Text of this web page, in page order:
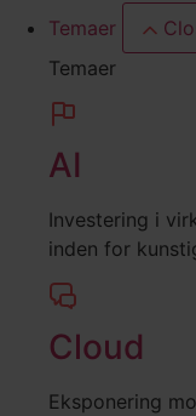
Temaer
Temaer
AI
Investering i
inden for
Cloud
Eksponering